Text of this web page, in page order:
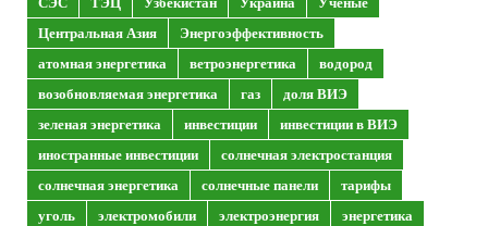
Центральная Азия
Энергоэффективность
атомная энергетика
ветроэнергетика
водород
возобновляемая энергетика
газ
доля ВИЭ
зеленая энергетика
инвестиции
инвестиции в ВИЭ
иностранные инвестиции
солнечная электростанция
солнечная энергетика
солнечные панели
тарифы
уголь
электромобили электроэнергия энергетика